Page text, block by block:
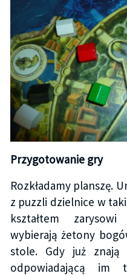
Przygotowanie gry
Rozkładamy planszę.
z puzzli dzielnice w
kształtem
wybierają żetony
stole. Gdy już znają
odpowiadającą im